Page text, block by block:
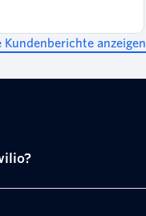
Kundenberichte anzeigen